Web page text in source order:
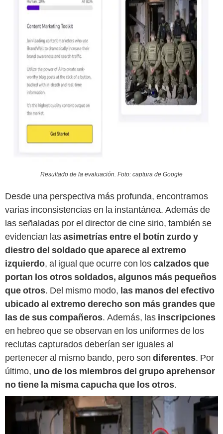
Resultado de la evaluación. Foto: captura de Google
Desde una perspectiva más profunda, encontramos
varias inconsistencias en la instantánea. Además de
las señaladas por el director de cine sirio, también se
evidencian lasasimetrías entre el botín zurdo y
diestro del soldado que aparece al extremo
izquierdo, al igual que ocurre con loscalzados que
portan los otros soldados, algunos más pequeños
que otros. Del mismo modo, las manos del efectivo
ubicado al extremo derecho son más grandes que
las de sus compañeros. Además, las inscripciones
en hebreo que se observan en los uniformes de los
reclutas capturados deberían ser iguales al
pertenecer al mismo bando, pero son diferentes. Por
último, uno de los miembros del grupo aprehensor
no tiene la misma capucha que los otros.